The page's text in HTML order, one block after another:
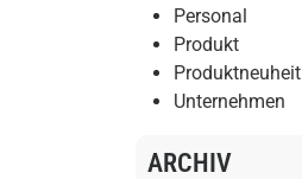
Personal
Produkt
Produktneuheit
Unternehmen
ARCHIV